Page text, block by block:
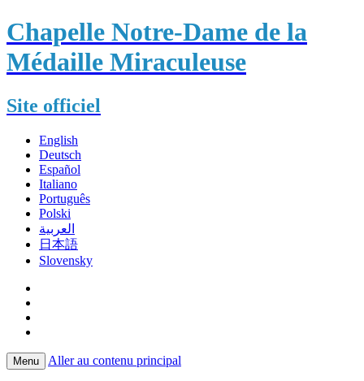
Chapelle Notre-Dame de la
Médaille Miraculeuse
Site officiel
English
Deutsch
Español
Italiano
Português
Polski
العربية
日本語
Slovensky
Menu Aller au contenu principal